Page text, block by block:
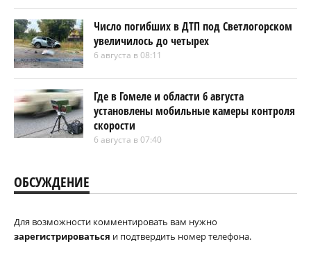
Число погибших в ДТП под Светлогорском
увеличилось до четырех
6 августа в 08:11
Где в Гомеле и области 6 августа
установлены мобильные камеры контроля
скорости
6 августа в 07:40
ОБСУЖДЕНИЕ
Для возможности комментировать вам нужно
зарегистрироваться и подтвердить номер телефона.